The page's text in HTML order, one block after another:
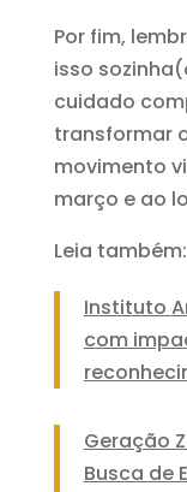
Por fim,
isso
cuidado
transformar
movimento
março e ao
Leia também:
Instituto
com
Geração
Busca de